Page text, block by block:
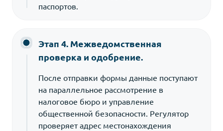
паспортов.
Этап 4. Межведомственная
проверка и одобрение.
После отправки формы данные поступают
на параллельное рассмотрение в
налоговое бюро и управление
общественной безопасности. Регулятор
проверяет адрес местонахождения